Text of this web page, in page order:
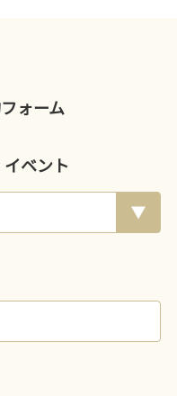
ォーム
ベント